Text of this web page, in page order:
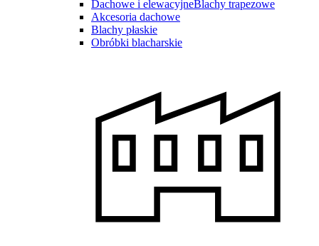
Dachowe i elewacyjneBlachy trapezowe
Akcesoria dachowe
Blachy płaskie
Obróbki blacharskie